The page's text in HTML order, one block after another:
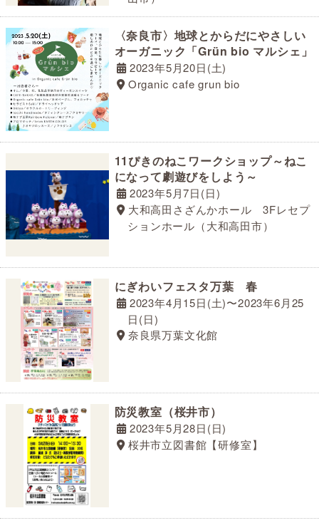
〈奈良市〉地球とからだにやさしい
オーガニック「Grün bio マルシェ」
2023年5月20日(土)
Organic cafe grun bio
11ぴきのねこワークショップ～ねこ
になって劇遊びをしよう～
2023年5月7日(日)
大和高田さざんかホール 3Fレセプ
ションホール（大和高田市）
にぎわいフェスタ万葉 春
2023年4月15日(土)〜2023年6月25
日(日)
奈良県万葉文化館
防災教室（桜井市）
2023年5月28日(日)
桜井市立図書館【研修室】